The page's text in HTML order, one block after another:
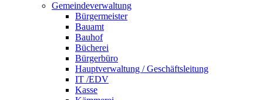
Gemeindeverwaltung
Bürgermeister
Bauamt
Bauhof
Bücherei
Bürgerbüro
Hauptverwaltung / Geschäftsleitung
IT /EDV
Kasse